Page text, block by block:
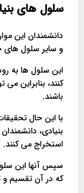
سلول های
دانشمندان این
و سایر سلول های
این سلول ها به
کنند، بنابراین
باشند.
با این حال
بنیادی،
استخراج می کنند.
سپس آنها این
که در آن تقسیم